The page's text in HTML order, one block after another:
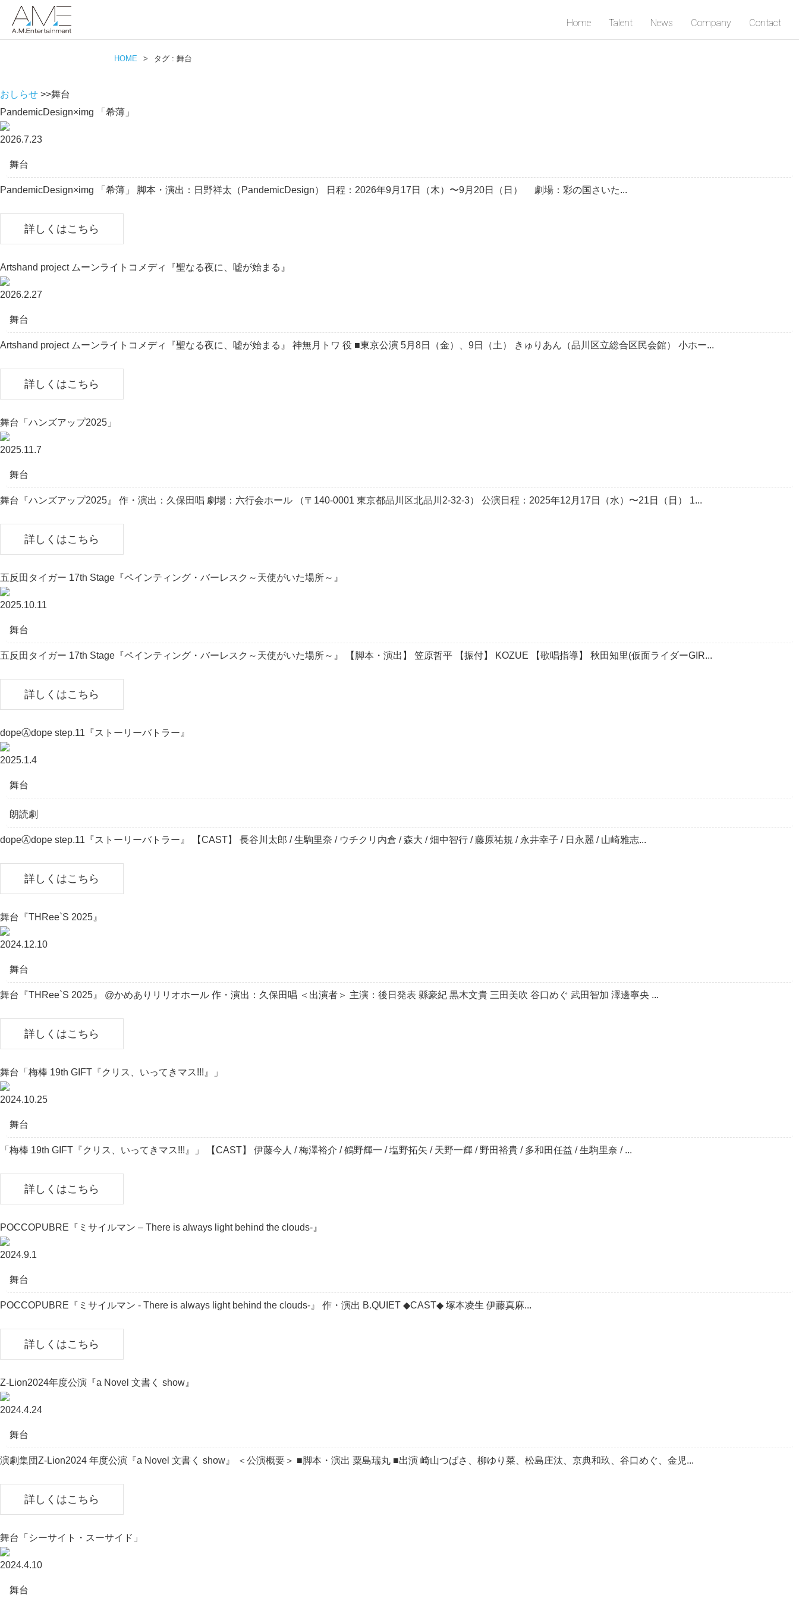
Home Talent News Company Contact
HOME > タグ : 舞台
おしらせ >>舞台
PandemicDesign×img 「希薄」
2026.7.23
舞台
PandemicDesign×img 「希薄」 脚本・演出：日野祥太（PandemicDesign） 日程：2026年9月17日（木）〜9月20日（日） 劇場：彩の国さいた...
詳しくはこちら
Artshand project ムーンライトコメディ『聖なる夜に、嘘が始まる』
2026.2.27
舞台
Artshand project ムーンライトコメディ『聖なる夜に、嘘が始まる』 神無月トワ 役 ■東京公演 5月8日（金）、9日（土） きゅりあん（品川区立総合区民会館） 小ホー...
詳しくはこちら
舞台「ハンズアップ2025」
2025.11.7
舞台
舞台『ハンズアップ2025』 作・演出：久保田唱 劇場：六⾏会ホール （〒140-0001 東京都品川区北品川2-32-3） 公演日程：2025年12月17日（水）〜21日（日） 1...
詳しくはこちら
五反田タイガー 17th Stage『ペインティング・バーレスク～天使がいた場所～』
2025.10.11
舞台
五反田タイガー 17th Stage『ペインティング・バーレスク～天使がいた場所～』 【脚本・演出】 笠原哲平 【振付】 KOZUE 【歌唱指導】 秋田知里(仮面ライダーGIR...
詳しくはこちら
dopeⒶdope step.11『ストーリーバトラー』
2025.1.4
舞台
朗読劇
dopeⒶdope step.11『ストーリーバトラー』 【CAST】 長谷川太郎 / 生駒里奈 / ウチクリ内倉 / 森大 / 畑中智行 / 藤原祐規 / 永井幸子 / 日永麗 / 山崎雅志...
詳しくはこちら
舞台『THRee`S 2025』
2024.12.10
舞台
舞台『THRee`S 2025』 @かめありリリオホール 作・演出：久保田唱 ＜出演者＞ 主演：後日発表 縣豪紀 黒木文貴 三田美吹 谷口めぐ 武田智加 澤邊寧央 ...
詳しくはこちら
舞台「梅棒 19th GIFT『クリス、いってきマス!!!』」
2024.10.25
舞台
「梅棒 19th GIFT『クリス、いってきマス!!!』」 【CAST】 伊藤今人 / 梅澤裕介 / 鶴野輝一 / 塩野拓矢 / 天野一輝 / 野田裕貴 / 多和田任益 / 生駒里奈 / ...
詳しくはこちら
POCCOPUBRE『ミサイルマン – There is always light behind the clouds-』
2024.9.1
舞台
POCCOPUBRE『ミサイルマン - There is always light behind the clouds-』 作・演出 B.QUIET ◆CAST◆ 塚本凌生 伊藤真麻...
詳しくはこちら
Z-Lion2024年度公演『a Novel ⽂書く show』
2024.4.24
舞台
演劇集団Z-Lion2024 年度公演『a Novel ⽂書く show』 ＜公演概要＞ ■脚本・演出 粟島瑞丸 ■出演 崎山つばさ、柳ゆり菜、松島庄汰、京典和玖、谷口めぐ、金児...
詳しくはこちら
舞台「シーサイト・スーサイド」
2024.4.10
舞台